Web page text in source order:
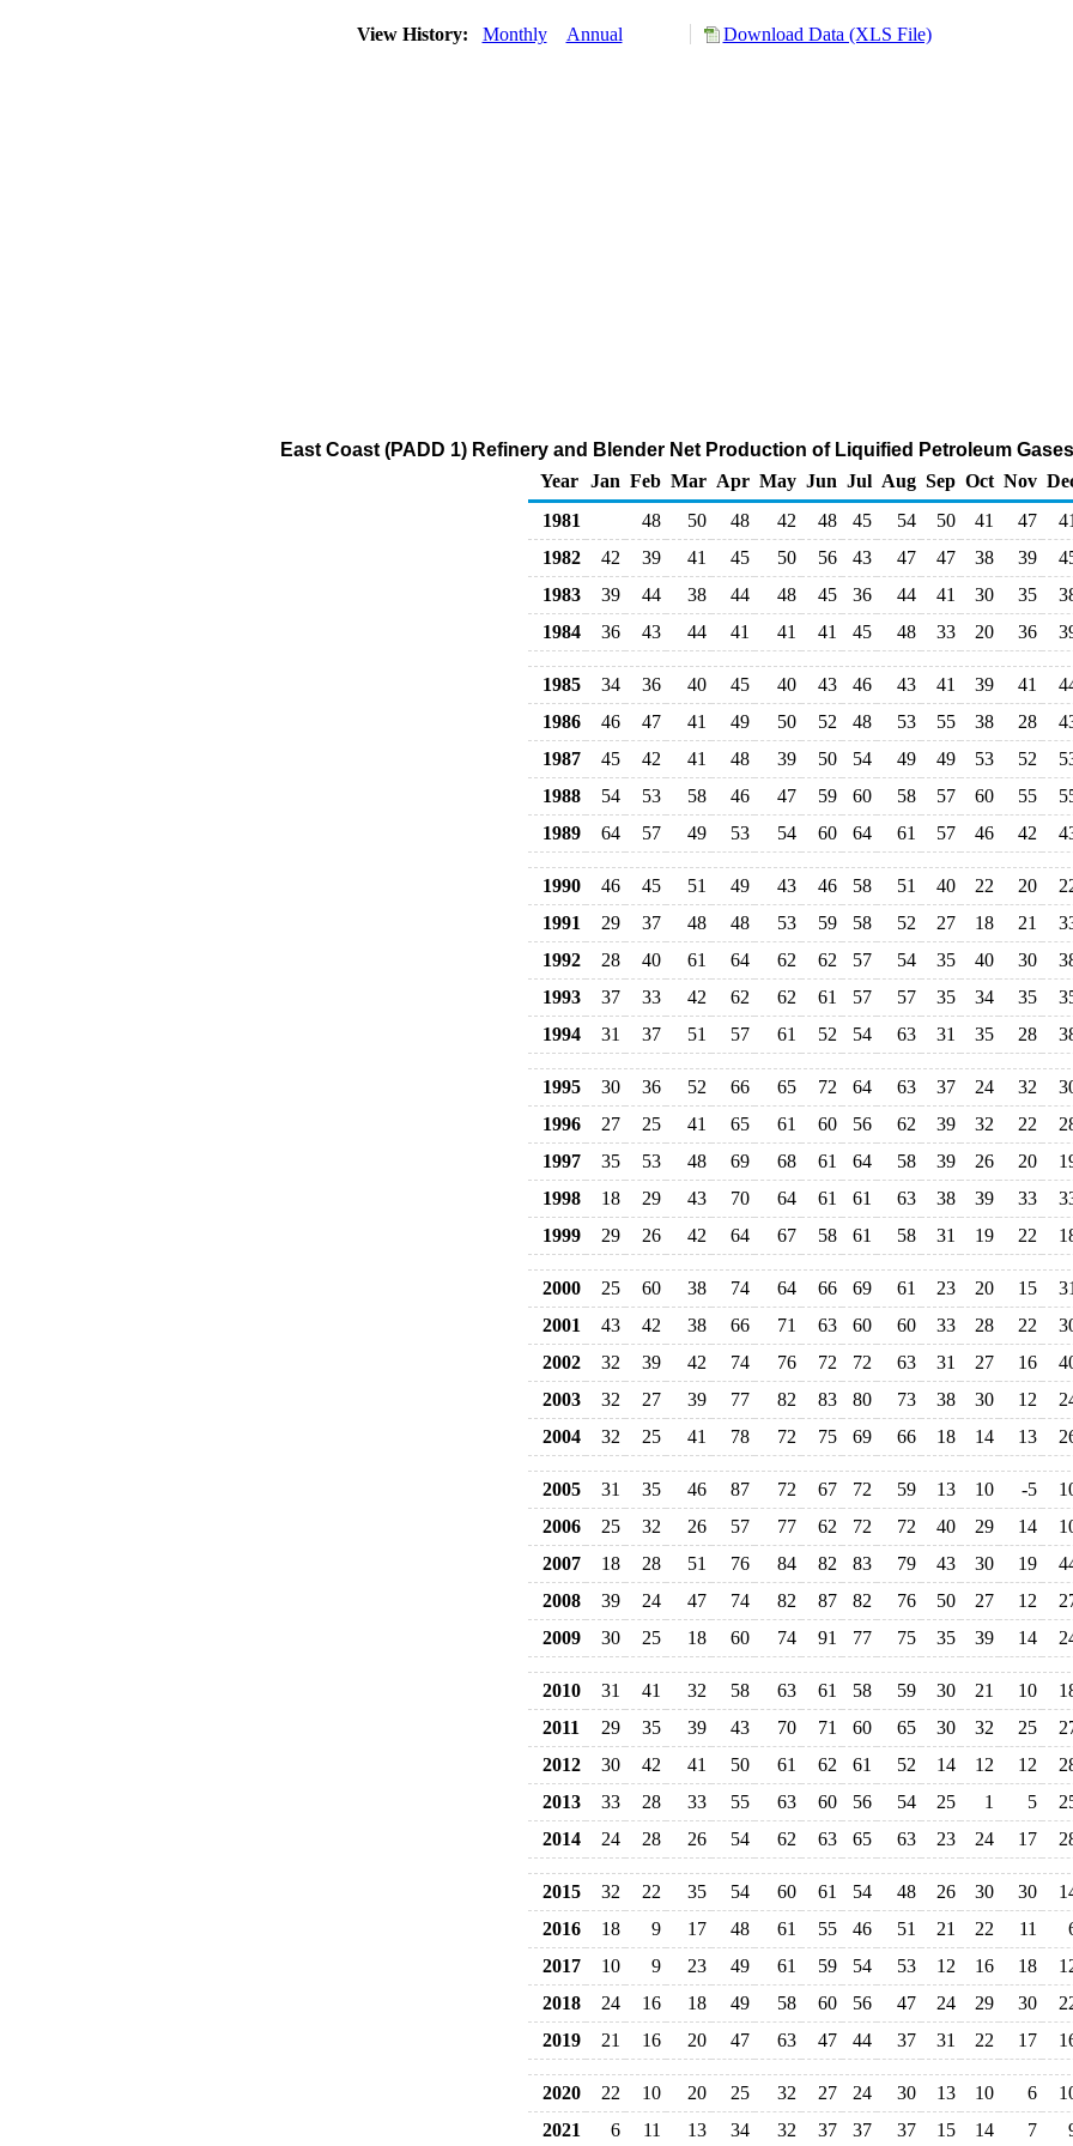
View History: Monthly Annual Download Data (XLS File)
East Coast (PADD 1) Refinery and Blender Net Production of Liquified Petroleum
Year
Jan Feb Mar Apr May Jun Jul Aug Sep Oct Nov
1981
48 50 48 42 48 45 54 50 41 47
41
1982
42 39 41 45 50 56 43 47 47 38 39
1983
39 44 38 44 48 45 36 44 41 30 35
1984
36 43 44 41 41 41 45 48 33 20 36
1985 34 36 40 45 40 43 46 43 41 39 41
1986
46 47 41 49 50 52 48 53 55 38 28
1987
45 42 41 48 39 50 54 49 49 53 52
1988
54 53 58 46 47 59 60 58 57 60 55
1989
64 57 49 53 54 60 64 61 57 46 42
1990 46 45 51 49 43 46 58 51 40 22 20
1991
29 37 48 48 53 59 58 52 27 18 21
1992
28 40 61 64 62 62 57 54 35 40 30
1993
37 33 42 62 62 61 57 57 35 34 35
1994
31 37 51 57 61 52 54 63 31 35 28
1995 30 36 52 66 65 72 64 63 37 24 32
1996
27 25 41 65 61 60 56 62 39 32 22
1997
35 53 48 69 68 61 64 58 39 26 20
1998
18 29 43 70 64 61 61 63 38 39 33
1999
29 26 42 64 67 58 61 58 31 19 22
2000 25 60 38 74 64 66 69 61 23 20 15
31
2001
43 42 38 66 71 63 60 60 33 28 22
2002
32 39 42 74 76 72 72 63 31 27 16
2003
32 27 39 77 82 83 80 73 38 30 12
2004
32 25 41 78 72 75 69 66 18 14 13
2005 31 35 46 87 72 67 72 59 13 10 -5
2006
25 32 26 57 77 62 72 72 40 29 14
2007
18 28 51 76 84 82 83 79 43 30 19
2008
39 24 47 74 82 87 82 76 50 27 12
2009
30 25 18 60 74 91 77 75 35 39 14
2010 31 41 32 58 63 61 58 59 30 21 10
2011
29 35 39 43 70 71 60 65 30 32 25
2012
30 42 41 50 61 62 61 52 14 12 12
2013
33 28 33 55 63 60 56 54 25 1 5
2014
24 28 26 54 62 63 65 63 23 24 17
2015 32 22 35 54 60 61 54 48 26 30 30
2016
18 9 17 48 61 55 46 51 21 22 11
2017
10 9 23 49 61 59 54 53 12 16 18
2018
24 16 18 49 58 60 56 47 24 29 30
2019
21 16 20 47 63 47 44 37 31 22 17
2020 22 10 20 25 32 27 24 30 13 10 6
2021
6 11 13 34 32 37 37 37 15 14 7